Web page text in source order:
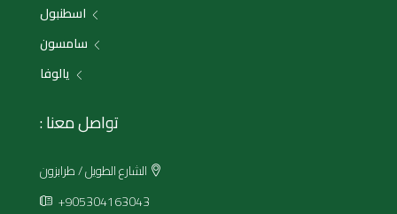
اسطنبول
سامسون
يالوفا
تواصل معنا :
الشارع الطويل / طرابزون
+905304163043